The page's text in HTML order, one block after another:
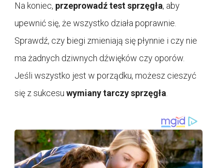
Na koniec, przeprowadź test sprzęgła, aby
upewnić się, że wszystko działa poprawnie.
Sprawdź, czy biegi zmieniają się płynnie i czy nie
ma żadnych dziwnych dźwięków czy oporów.
Jeśli wszystko jest w porządku, możesz cieszyć
się z sukcesu wymiany tarczy sprzęgła.